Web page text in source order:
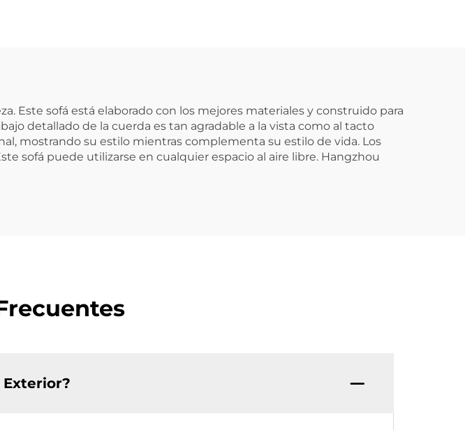
Este sofá está elaborado con los mejores materiales y construido para
detallado de la cuerda es tan agradable a la vista como al tacto
mostrando su estilo mientras complementa su estilo de vida. Los
sofá puede utilizarse en cualquier espacio al aire libre. Hangzhou